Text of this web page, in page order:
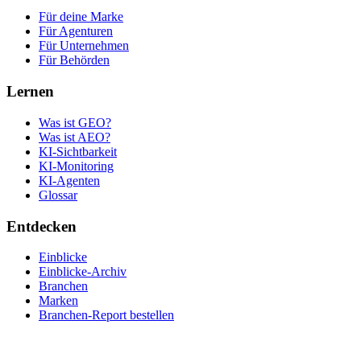
Für deine Marke
Für Agenturen
Für Unternehmen
Für Behörden
Lernen
Was ist GEO?
Was ist AEO?
KI-Sichtbarkeit
KI-Monitoring
KI-Agenten
Glossar
Entdecken
Einblicke
Einblicke-Archiv
Branchen
Marken
Branchen-Report bestellen